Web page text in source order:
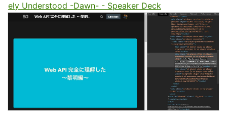
ely Understood -Dawn- - Speaker Deck